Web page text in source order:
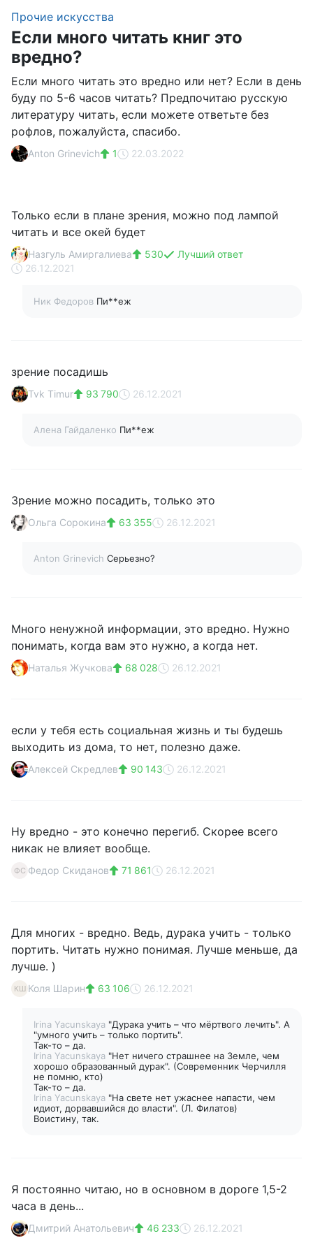
Прочие искусства
Если много читать книг это
вредно?
Если много читать это вредно или нет? Если в день
буду по 5-6 часов читать? Предпочитаю русскую
литературу читать, если можете ответьте без
рофлов, пожалуйста, спасибо.
Anton Grinevich 1 22.03.2022
Только если в плане зрения, можно под лампой
читать и все окей будет
Назгуль Амиргалиева 530
Лучший ответ
26.12.2021
Ник Федоров Пи**еж
зрение посадишь
Tvk Timur 93 790 26.12.2021
Алена Гайдаленко Пи**еж
Зрение можно посадить, только это
Ольга Сорокина 63 355 26.12.2021
Anton Grinevich Серьезно?
Много ненужной информации, это вредно. Нужно
понимать, когда вам это нужно, а когда нет.
Наталья Жучкова 68 028 26.12.2021
если у тебя есть социальная жизнь и ты будешь
выходить из дома, то нет, полезно даже.
Алексей Скредлев 90 143 26.12.2021
Ну вредно - это конечно перегиб. Скорее всего
никак не влияет вообще.
ФС Федор Скиданов 71 861 26.12.2021
Для многих - вредно. Ведь, дурака учить - только
портить. Читать нужно понимая. Лучше меньше, да
лучше. )
КШ Коля Шарин 63 106 26.12.2021
Irina Yacunskaya "Дурака учить – что мёртвого лечить". А
"умного учить – только портить".
Так-то – да.
Irina Yacunskaya "Нет ничего страшнее на Земле, чем
хорошо образованный дурак". (Современник Черчилля
не помню, кто)
Так-то – да.
Irina Yacunskaya "На свете нет ужаснее напасти, чем
идиот, дорвавшийся до власти". (Л. Филатов)
Воистину, так.
Я постоянно читаю, но в основном в дороге 1,5-2
часа в день...
Дмитрий Анатольевич 46 233 26.12.2021